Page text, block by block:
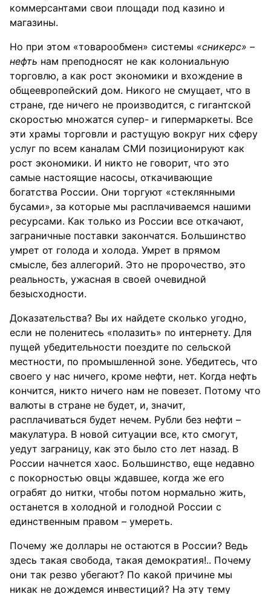
коммерсантами свои площади под казино и
магазины.
Но при этом «товарообмен» системы «сникерс» –
нефть нам преподносят не как колониальную
торговлю, а как рост экономики и вхождение в
общеевропейский дом. Никого не смущает, что в
стране, где ничего не производится, с гигантской
скоростью множатся супер- и гипермаркеты. Все
эти храмы торговли и растущую вокруг них сферу
услуг по всем каналам СМИ позиционируют как
рост экономики. И никто не говорит, что это
самые настоящие насосы, откачивающие
богатства России. Они торгуют «стеклянными
бусами», за которые мы расплачиваемся нашими
ресурсами. Как только из России все откачают,
заграничные поставки закончатся. Большинство
умрет от голода и холода. Умрет в прямом
смысле, без аллегорий. Это не пророчество, это
реальность, ужасная в своей очевидной
безысходности.
Доказательства? Вы их найдете сколько угодно,
если не поленитесь «полазить» по интернету. Для
пущей убедительности поездите по сельской
местности, по промышленной зоне. Убедитесь, что
своего у нас ничего, кроме нефти, нет. Когда нефть
кончится, никто ничего нам не повезет. Потому что
валюты в стране не будет, и, значит,
расплачиваться будет нечем. Рубли без нефти –
макулатура. В новой ситуации все, кто смогут,
уедут заграницу, как это было сто лет назад. В
России начнется хаос. Большинство, еще недавно
с покорностью овцы ждавшее, когда же его
ограбят до нитки, чтобы потом нормально жить,
останется в холодной и голодной России с
единственным правом – умереть.
Почему же доллары не остаются в России? Ведь
здесь такая свобода, такая демократия!.. Почему
они так резво убегают? По какой причине мы
никак не дождемся инвестиций? На эту тему